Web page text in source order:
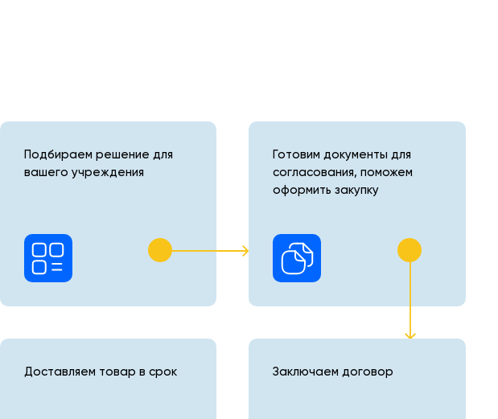
Подбираем решение для
вашего учреждения
Готовим документы для
согласования, поможем
оформить закупку
Доставляем товар в срок Заключаем договор